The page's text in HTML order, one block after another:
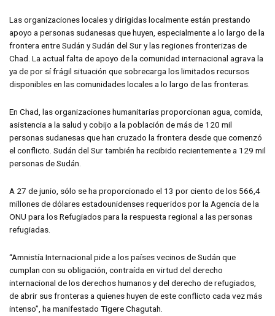
Las organizaciones locales y dirigidas localmente están prestando
apoyo a personas sudanesas que huyen, especialmente a lo largo de la
frontera entre Sudán y Sudán del Sur y las regiones fronterizas de
Chad. La actual falta de apoyo de la comunidad internacional agrava la
ya de por sí frágil situación que sobrecarga los limitados recursos
disponibles en las comunidades locales a lo largo de las fronteras.
En Chad, las organizaciones humanitarias proporcionan agua, comida,
asistencia a la salud y cobijo a la población de más de 120 mil
personas sudanesas que han cruzado la frontera desde que comenzó
el conflicto. Sudán del Sur también ha recibido recientemente a 129 mil
personas de Sudán.
A 27 de junio, sólo se ha proporcionado el 13 por ciento de los 566,4
millones de dólares estadounidenses requeridos por la Agencia de la
ONU para los Refugiados para la respuesta regional a las personas
refugiadas.
“Amnistía Internacional pide a los países vecinos de Sudán que
cumplan con su obligación, contraída en virtud del derecho
internacional de los derechos humanos y del derecho de refugiados,
de abrir sus fronteras a quienes huyen de este conflicto cada vez más
intenso”, ha manifestado Tigere Chagutah.